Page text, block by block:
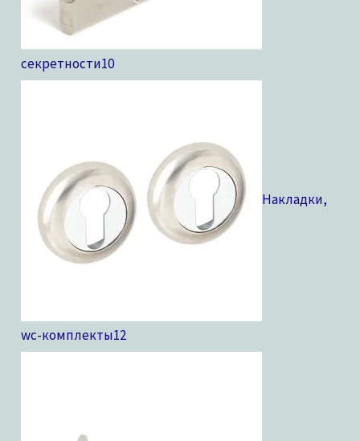
секретности10
Накладки,
wc-комплекты12